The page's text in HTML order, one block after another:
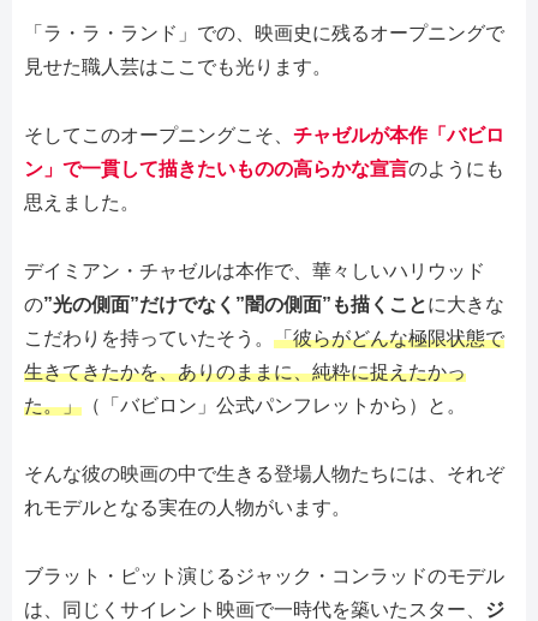
「ラ・ラ・ランド」での、映画史に残るオープニングで
見せた職人芸はここでも光ります。
そしてこのオープニングこそ、 チャゼルが本作「バビロ
ン」で一貫して描きたいものの高らかな宣言のようにも
思えました。
デイミアン・チャゼルは本作で、華々しいハリウッド
の”光の側面”だけでなく”闇の側面”も描くことに大きな
こだわりを持っていたそう。 「彼らがどんな極限状態で
生きてきたかを、ありのままに、純粋に捉えたかっ
た。」 （「バビロン」公式パンフレットから）と。
そんな彼の映画の中で生きる登場人物たちには、それぞ
れモデルとなる実在の人物がいます。
ブラット・ピット演じるジャック・コンラッドのモデル
は、同じくサイレント映画で一時代を築いたスター、 ジ